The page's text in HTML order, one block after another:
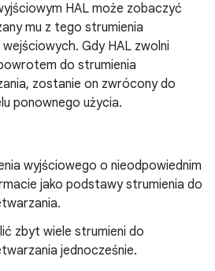
HAL może zobaczyć
mu z tego strumienia
Gdy HAL zwolni
do strumienia
zostanie on zwrócony do
ponownego użycia.
wyjściowego o nieodpowiednim
jako podstawy strumienia do
zbyt wiele strumieni do
jednocześnie.